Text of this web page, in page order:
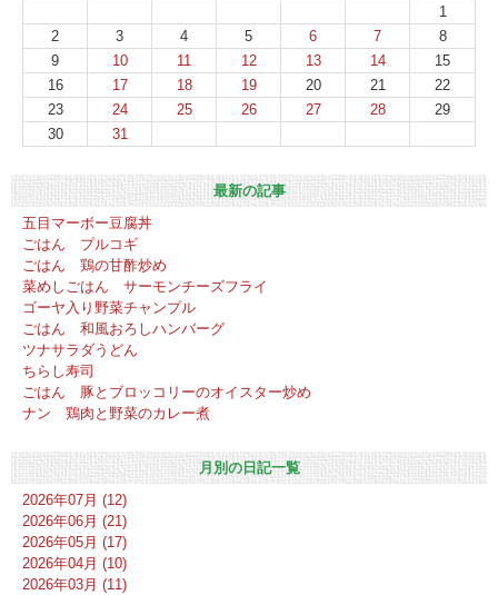
1
2
3 4 5 6 7
8
9
10 11 12 13 14
15
16
17 18 19 20 21
22
23
24 25 26 27 28
29
30
31
最新の記事
五目マーボー豆腐丼
ごはん プルコギ
ごはん 鶏の甘酢炒め
菜めしごはん サーモンチーズフライ
ゴーヤ入り野菜チャンプル
ごはん 和風おろしハンバーグ
ツナサラダうどん
ちらし寿司
ごはん 豚とブロッコリーのオイスター炒め
ナン 鶏肉と野菜のカレー煮
月別の日記一覧
2026年07月 (12)
2026年06月 (21)
2026年05月 (17)
2026年04月 (10)
2026年03月 (11)